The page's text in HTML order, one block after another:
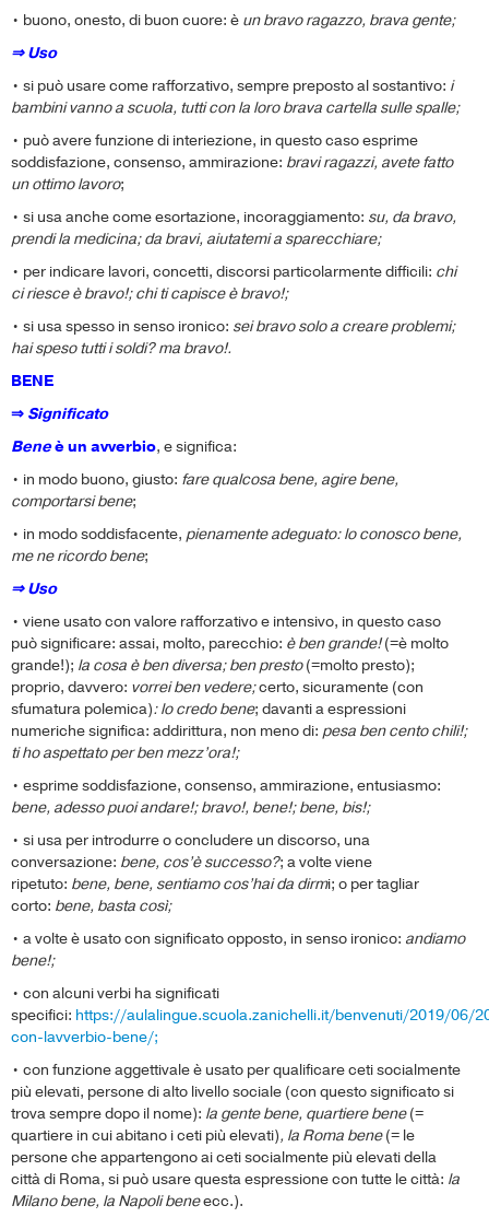
• buono, onesto, di buon cuore: è un bravo ragazzo, brava gente;
⇒ Uso
• si può usare come rafforzativo, sempre preposto al sostantivo: i
bambini vanno a scuola, tutti con la loro brava cartella sulle spalle;
• può avere funzione di interiezione, in questo caso esprime
soddisfazione, consenso, ammirazione: bravi ragazzi, avete fatto
un ottimo lavoro;
• si usa anche come esortazione, incoraggiamento: su, da bravo,
prendi la medicina; da bravi, aiutatemi a sparecchiare;
• per indicare lavori, concetti, discorsi particolarmente difficili: chi
ci riesce è bravo!; chi ti capisce è bravo!;
• si usa spesso in senso ironico: sei bravo solo a creare problemi;
hai speso tutti i soldi? ma bravo!.
BENE
⇒ Significato
Beneè un avverbio, e significa:
• in modo buono, giusto: fare qualcosa bene, agire bene,
comportarsi bene;
• in modo soddisfacente, pienamente adeguato: lo conosco bene,
me ne ricordo bene;
⇒ Uso
• viene usato con valore rafforzativo e intensivo, in questo caso
può significare: assai, molto, parecchio: è ben grande!(=è molto
grande!); la cosa è ben diversa; ben presto(=molto presto);
proprio, davvero: vorrei ben vedere;certo, sicuramente (con
sfumatura polemica): lo credo bene; davanti a espressioni
numeriche significa: addirittura, non meno di: pesa ben cento chili!;
ti ho aspettato per ben mezz’ora!;
• esprime soddisfazione, consenso, ammirazione, entusiasmo:
bene, adesso puoi andare!; bravo!, bene!; bene, bis!;
• si usa per introdurre o concludere un discorso, una
conversazione: bene, cos’è successo?; a volte viene
ripetuto: bene, bene, sentiamo cos’hai da dirmi; o per tagliar
corto: bene, basta così;
• a volte è usato con significato opposto, in senso ironico: andiamo
bene!;
• con alcuni verbi ha significati
specifici: https://aulalingue.scuola.zanichelli.it/benvenuti/2019/06/
con-lavverbio-bene/;
• con funzione aggettivale è usato per qualificare ceti socialmente
più elevati, persone di alto livello sociale (con questo significato si
trova sempre dopo il nome): la gente bene, quartiere bene(=
quartiere in cui abitano i ceti più elevati), la Roma bene(= le
persone che appartengono ai ceti socialmente più elevati della
città di Roma, si può usare questa espressione con tutte le città: la
Milano bene, la Napoli beneecc.).